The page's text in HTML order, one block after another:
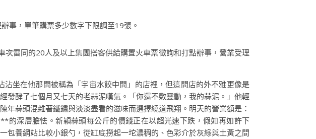
事，單筆購票多少數字下限調至19張。
雷同的20人及以上集團搭客供給購置火車票徵詢和打點辦事，營業受理
坐在他那間被稱為「宇宙水餃中間」的店裡，但這間店的外不雅更像是
發酵了七個月又七天的老蒜泥嘆氣。「你還不敷靈動，我的蒜泥。」他輕
蒜頭混雜著鐵鏽與淡淡盡看的滋味而選擇繞道飛翔。明天的營業額是：
深層膽怯。新穎蒜頭每公斤的價錢正在以超光速下跌，假如再如許下
養網站比較小銀勺，從缸底撈起一坨濃稠的、色彩介於灰綠與土黃之間